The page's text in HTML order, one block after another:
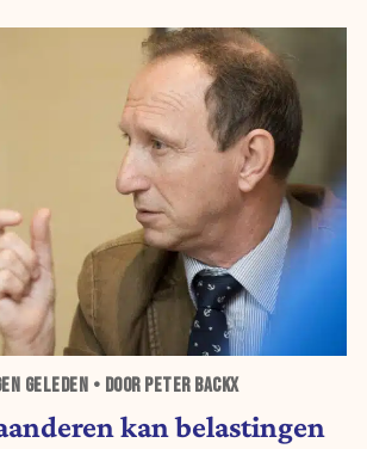
GELEDEN • DOOR PETER BACKX
kan belastingen